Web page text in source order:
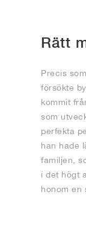
Rätt
Precis
försökte
kommit
som
perfekta
han hade
familjen,
i det högt
honom en